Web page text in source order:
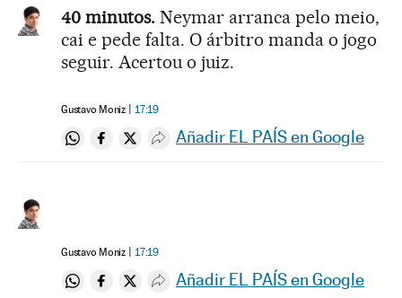
40 minutos. Neymar arranca pelo meio,
cai e pede falta. O árbitro manda o jogo
seguir. Acertou o juiz.
Gustavo Moniz 17:19
Compartir en Whatsapp
Compartir en Facebook
Compartir en Twitter
Desplegar Redes Sociales
Añadir EL PAÍS en Google
Gustavo Moniz 17:19
Compartir en Whatsapp
Compartir en Facebook
Compartir en Twitter
Desplegar Redes Sociales
Añadir EL PAÍS en Google